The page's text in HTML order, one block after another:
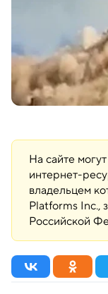
На сайте
интернет-
владельцем
Platforms Inc.,
Российской